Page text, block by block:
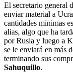
El secretario general
enviar material a
cantidades mínimas
alias, algo que ha
por Rusia y luego a
se le enviará en más
terminando sus
Sahuquillo.